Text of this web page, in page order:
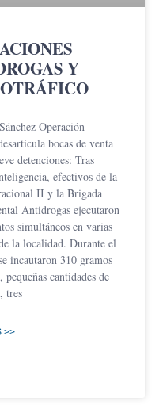
Y
Operación
bocas de venta
detenciones: Tras
efectivos de la
II y la Brigada
Antidrogas ejecutaron
simultáneos en varias
la localidad. Durante el
incautaron 310 gramos
pequeñas cantidades de
tres
>>